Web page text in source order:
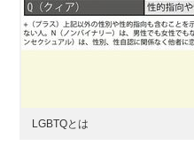
LGBTQとは